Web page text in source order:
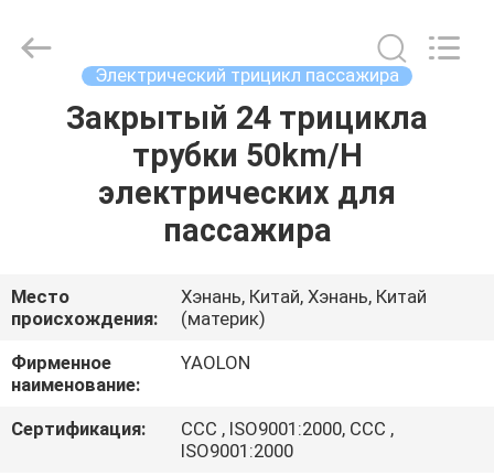
ДОМ
ПРОДУКТЫ
НАС
ПУТЕШЕСТВИЕ
ФАБРИКИ
Motorcycle
Электрический трицикл пассажира
Закрытый 24 трицикла
трубки 50km/H
электрических для
пассажира
Место
происхождения:
Хэнань, Китай, Хэнань, Китай
(материк)
Фирменное
наименование:
YAOLON
Сертификация:
CCC , ISO9001:2000, CCC ,
ISO9001:2000